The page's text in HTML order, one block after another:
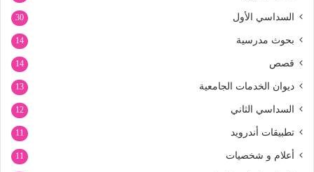
السداسي الأول 30
بحوث مدرسية 14
قصص 14
ديوان الخدمات الجامعية 13
السداسي الثاني 12
تطبيقات أندرويد 11
أعلام و شخصيات 11